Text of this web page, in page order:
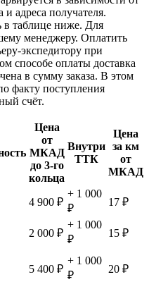
и адреса получателя.
в таблице ниже. Для
менеджеру. Оплатить
экспедитору при
способе оплаты доставка
в сумму заказа. В этом
факту поступления
счёт.
Цена
от
МКАД
до 3-го
кольца
Внутри
ТТК
Цена
за км
от
МКАД
4 900 ₽
+ 1 000
₽
17 ₽
2 000 ₽
+ 1 000
₽
15 ₽
5 400 ₽
+ 1 000
₽
20 ₽